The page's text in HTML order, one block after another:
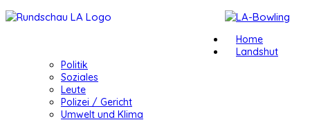
Home
Landshut
Politik
Soziales
Leute
Polizei / Gericht
Umwelt und Klima